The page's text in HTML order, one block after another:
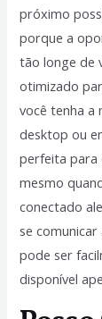
próximo
porque a
tão longe de
otimizado
você tenha a
desktop ou
perfeita para
mesmo
conectado
se
pode ser
disponível